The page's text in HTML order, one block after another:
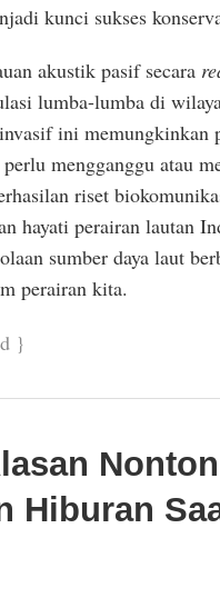
kunci sukses
akustik pasif secara
lumba-lumba di
ini memungkinkan
mengganggu atau
riset
hayati perairan lautan
sumber daya laut
perairan kita.
}
Hiburan